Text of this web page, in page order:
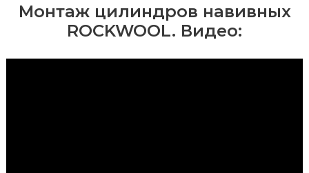
Монтаж цилиндров навивных
ROCKWOOL. Видео: